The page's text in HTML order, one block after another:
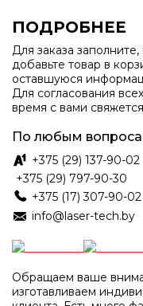
ПОДРОБНЕЕ
Для заказа
добавьте товар в
оставшуюся
Для согласования
время с вами
По любым
+375 (29) 137-90-02
+375 (29) 797-90-30
+375 (17) 307-90-02
info@laser-tech.by
Обращаем ваше
изготавливаем